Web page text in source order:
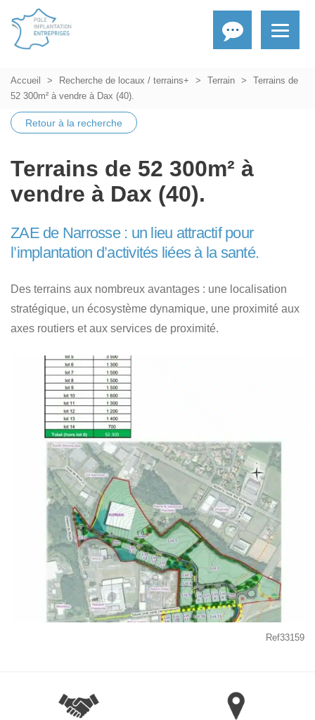
Accueil Recherche de locaux / terrains+ Terrain
Terrains de
52 300m² à vendre à Dax (40).
Retour à la recherche
Terrains de 52 300m² à
vendre à Dax (40).
ZAE de Narrosse : un lieu attractif pour
l’implantation d’activités liées à la santé.
Des terrains aux nombreux avantages : une localisation
stratégique, un écosystème dynamique, une proximité aux
axes routiers et aux services de proximité.
Ref33159